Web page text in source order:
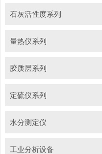
石灰活性度系列
量热仪系列
胶质层系列
定硫仪系列
水分测定仪
工业分析设备